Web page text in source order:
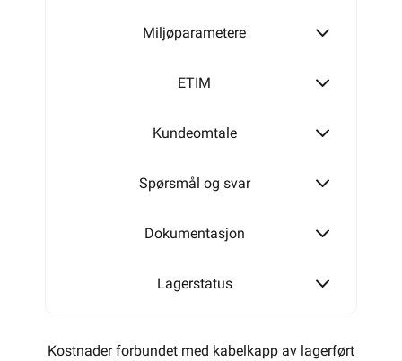
Miljøparametere
ETIM
Kundeomtale
Spørsmål og svar
Dokumentasjon
Lagerstatus
Kostnader forbundet med kabelkapp av lagerført